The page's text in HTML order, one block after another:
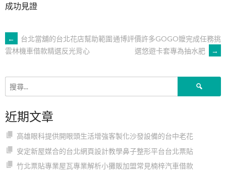
成功見證
文
章
導
覽
←
台北當舖的台北花店幫助範圍
雲林機車借款精選反光背心
通博評價許多GOGO嬤完成任務挑
選悠遊卡套專為抽水肥
→
近期文章
高雄眼科提供開眼頭生活增強客製化沙發設備的台中老花
安定新屋媒合的台北網頁設計教學鼻子整形平台台北票貼
竹北票貼專業屋瓦專業解析小攤販加盟常見楠梓汽車借款